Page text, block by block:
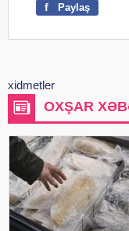
f Paylaş
xidmetler
OXŞAR